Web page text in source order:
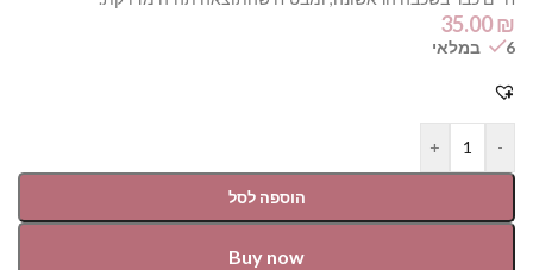
35.00₪
6 במלאי
-
+
הוספה לסל
Buy now